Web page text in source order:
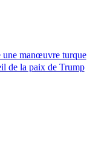
une manœuvre turque
de la paix de Trump